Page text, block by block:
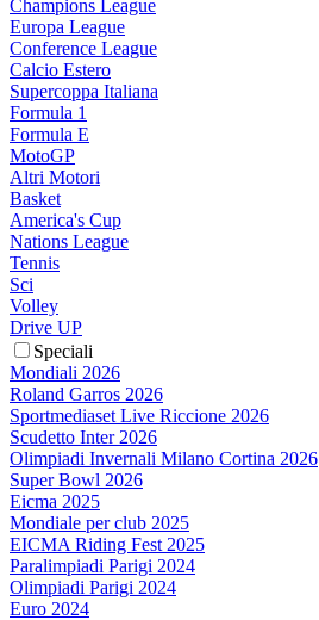
Champions League
Europa League
Conference League
Calcio Estero
Supercoppa Italiana
Formula 1
Formula E
MotoGP
Altri Motori
Basket
America's Cup
Nations League
Tennis
Sci
Volley
Drive UP
Speciali
Mondiali 2026
Roland Garros 2026
Sportmediaset Live Riccione 2026
Scudetto Inter 2026
Olimpiadi Invernali Milano Cortina 2026
Super Bowl 2026
Eicma 2025
Mondiale per club 2025
EICMA Riding Fest 2025
Paralimpiadi Parigi 2024
Olimpiadi Parigi 2024
Euro 2024